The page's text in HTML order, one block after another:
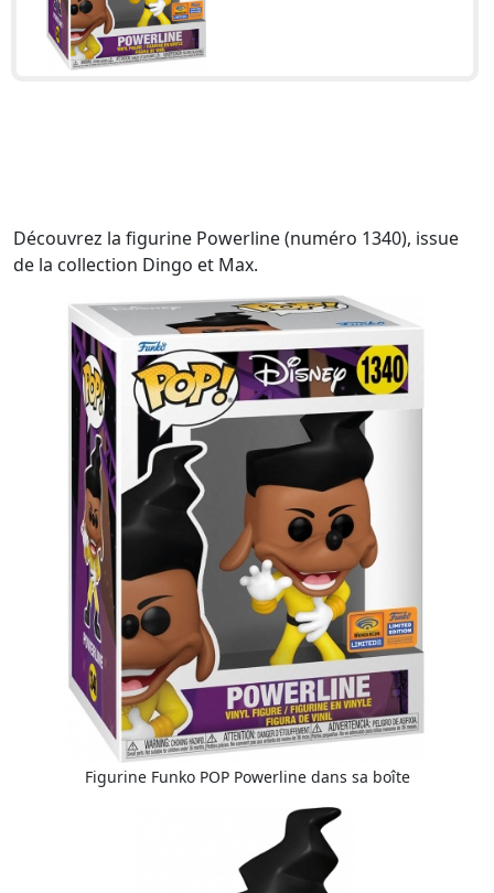
Découvrez la figurine Powerline (numéro 1340), issue
de la collection Dingo et Max.
Figurine Funko POP Powerline dans sa boîte